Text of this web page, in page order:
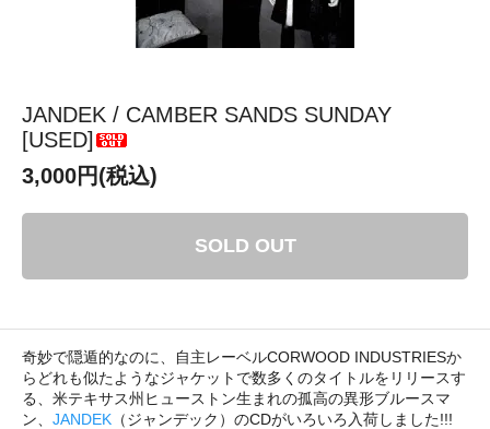
JANDEK / CAMBER SANDS SUNDAY
[USED]
3,000円(税込)
SOLD OUT
奇妙で隠遁的なのに、自主レーベルCORWOOD INDUSTRIESか
らどれも似たようなジャケットで数多くのタイトルをリリースす
る、米テキサス州ヒューストン生まれの孤高の異形ブルースマ
ン、 JANDEK （ジャンデック）のCDがいろいろ入荷しました!!!